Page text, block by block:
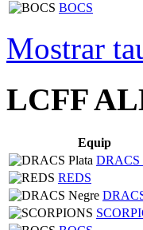
BOCS
Mostrar
LCFF
Equip
DRACS
REDS